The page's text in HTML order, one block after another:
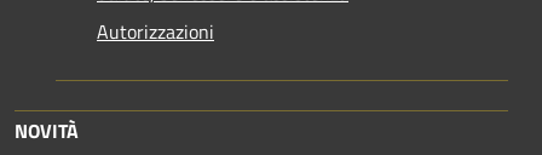
Autorizzazioni
NOVITÀ